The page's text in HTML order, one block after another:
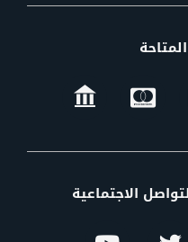
الاجتماعية